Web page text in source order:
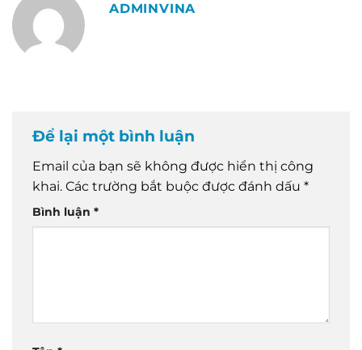
ADMINVINA
Để lại một bình luận
Email của bạn sẽ không được hiển thị công
khai. Các trường bắt buộc được đánh dấu *
Bình luận *